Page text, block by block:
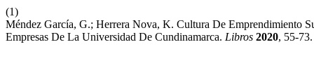
(1)
Méndez García, G.; Herrera Nova, K. Cultura De Emprendimiento
Empresas De La Universidad De Cundinamarca. Libros 2020, 55-73.